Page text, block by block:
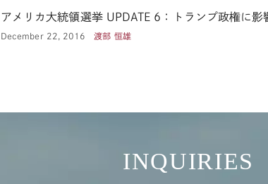
アメリカ大統領選挙 UPDATE 6：トランプ政権に
December 22, 2016 渡部 恒雄
INQUIRIES